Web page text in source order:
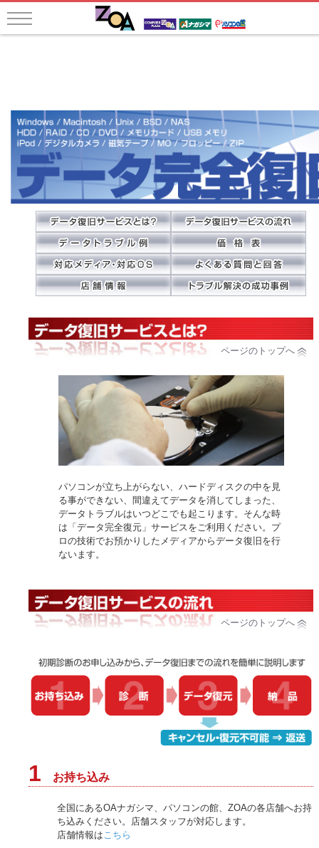
ページのトップへ
パソコンが立ち上がらない、ハードディスクの中を見
る事ができない、間違えてデータを消してしまった、
データトラブルはいつどこでも起こります。そんな時
は「データ完全復元」サービスをご利用ください。プ
ロの技術でお預かりしたメディアからデータ復旧を行
ないます。
ページのトップへ
1 お持ち込み
全国にあるOAナガシマ、パソコンの館、ZOAの各店舗へお持
ち込みください。店舗スタッフが対応します。
店舗情報はこちら